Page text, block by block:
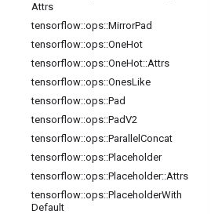
Attrs
tensorflow::ops::MirrorPad
tensorflow::ops::OneHot
tensorflow::ops::OneHot::Attrs
tensorflow::ops::OnesLike
tensorflow::ops::Pad
tensorflow::ops::PadV2
tensorflow::ops::Parallel Concat
tensorflow::ops::Placeholder
tensorflow::ops::Placeholder::Attrs
tensorflow::ops::PlaceholderWith
Default